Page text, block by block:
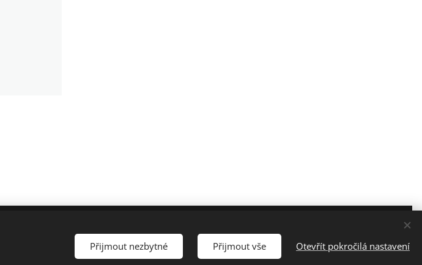
Vytvořeno službou
Přijmout nezbytné Přijmout vše Otevřít pokročilá nastavení